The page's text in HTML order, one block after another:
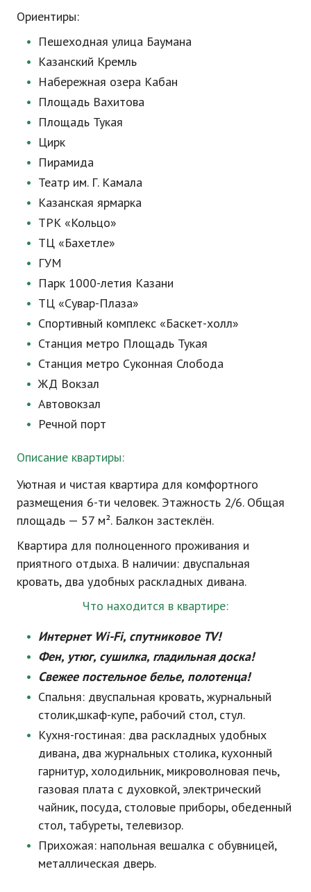
Ориентиры:
Пешеходная улица Баумана
Казанский Кремль
Набережная озера Кабан
Площадь Вахитова
Площадь Тукая
Цирк
Пирамида
Театр им. Г. Камала
Казанская ярмарка
ТРК «Кольцо»
ТЦ «Бахетле»
ГУМ
Парк 1000-летия Казани
ТЦ «Сувар-Плаза»
Спортивный комплекс «Баскет-холл»
Станция метро Площадь Тукая
Станция метро Суконная Слобода
ЖД Вокзал
Автовокзал
Речной порт
Описание квартиры:
Уютная и чистая квартира для комфортного
размещения 6-ти человек. Этажность 2/6. Общая
площадь — 57 м². Балкон застеклён.
Квартира для полноценного проживания и
приятного отдыха. В наличии: двуспальная
кровать, два удобных раскладных дивана.
Что находится в квартире:
Интернет Wi-Fi, спутниковое TV!
Фен, утюг, сушилка, гладильная доска!
Свежее постельное белье, полотенца!
Спальня: двуспальная кровать, журнальный
столик,шкаф-купе, рабочий стол, стул.
Кухня-гостиная: два раскладных удобных
дивана, два журнальных столика, кухонный
гарнитур, холодильник, микроволновая печь,
газовая плата с духовкой, электрический
чайник, посуда, столовые приборы, обеденный
стол, табуреты, телевизор.
Прихожая: напольная вешалка с обувницей,
металлическая дверь.